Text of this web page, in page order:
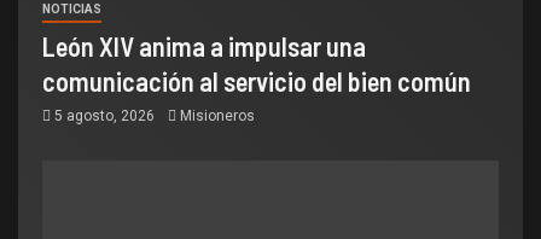
NOTICIAS
León XIV anima a impulsar una
comunicación al servicio del bien común
5 agosto, 2026 Misioneros